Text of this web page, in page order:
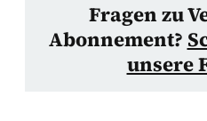
Fragen zu
Abonnement?
unsere